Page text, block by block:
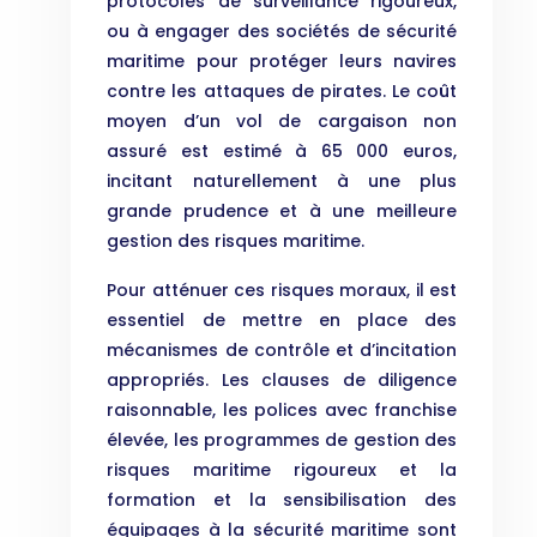
ou à engager des sociétés de sécurité
maritime pour protéger leurs navires
contre les attaques de pirates. Le coût
moyen d’un vol de cargaison non
assuré est estimé à 65 000 euros,
incitant naturellement à une plus
grande prudence et à une meilleure
gestion des risques maritime.
Pour atténuer ces risques moraux, il est
essentiel de mettre en place des
mécanismes de contrôle et d’incitation
appropriés. Les clauses de diligence
raisonnable, les polices avec franchise
élevée, les programmes de gestion des
risques maritime rigoureux et la
formation et la sensibilisation des
équipages à la sécurité maritime sont